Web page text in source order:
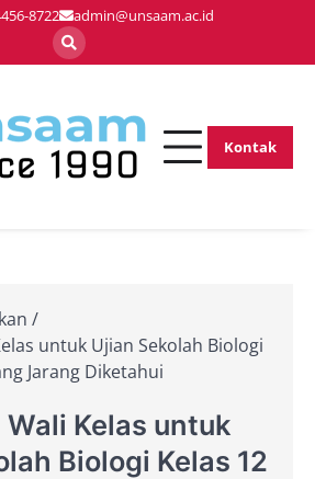
8722 admin@unsaam.ac.id
Membentuk
Kontak
untuk Ujian Sekolah Biologi
Jarang Diketahui
Kelas untuk
Biologi Kelas 12